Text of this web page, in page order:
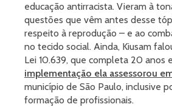
educação antirracista. Vieram à
questões que vêm antes desse
respeito à reprodução – e ao
no tecido social. Ainda, Kiusam
Lei 10.639, que completa 20 anos
implementação ela assessorou
município de São Paulo, inclusive
formação de profissionais.